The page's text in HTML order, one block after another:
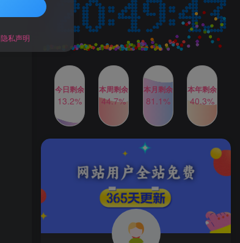
多多视频撸收益最新玩法，
高收益技术，单日变现
2000+，附赠全套技术资料
2年前 1W+人已阅读
男粉，收益轻松突破四位
数，操作简单 上手难度低
2年前 1W+人已阅读
TOP3
法，一天3000＋，蓝海暴力
2年前 1W+人已阅读
TOP4
2024年最新玩法转转无货源
电商，新手小白 简单操作，
长期稳定 日收入500＋
2年前
公众号S粉新玩法，简单操
作、多重变现，每日收益1k
2年前
今日剩余
13.2%
本周剩余
44.7%
本月剩余
81.1%
本年剩余
40.3%
隐私声明